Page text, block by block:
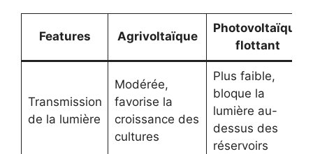
Features Agrivoltaïque
Photovoltaïque
flottant
Transmission
de la lumière
Modérée,
favorise la
croissance des
cultures
Plus faible,
bloque la
lumière au-
dessus des
réservoirs